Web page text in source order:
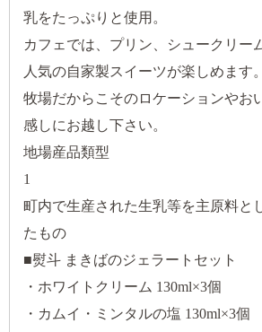
乳をたっぷりと使用。
カフェでは、プリン、シュークリー
人気の自家製スイーツが楽しめます。
牧場だからこそのロケーションやお
感しにお越し下さい。
地場産品類型
1
町内で生産された生乳等を主原料と
たもの
■熨斗 まきばのジェラートセット
・ホワイトクリーム 130ml×3個
・カムイ・ミンタルの塩 130ml×3個